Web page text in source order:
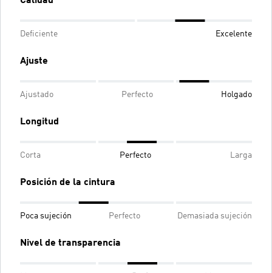
Deficiente Excelente
Ajuste
Ajustado Perfecto Holgado
Longitud
Corta Perfecto Larga
Posición de la cintura
Poca sujeción Perfecto Demasiada sujeción
Nivel de transparencia